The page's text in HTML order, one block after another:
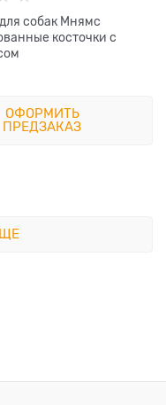
собак Мнямс
косточки с
ОФОРМИТЬ
ПРЕДЗАКАЗ